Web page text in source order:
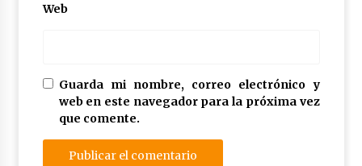
Web
Guarda mi nombre, correo electrónico y
web en este navegador para la próxima vez
que comente.